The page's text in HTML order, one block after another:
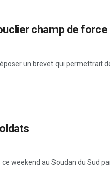
champ de force
un brevet qui permettrait
weekend au Soudan du Sud par